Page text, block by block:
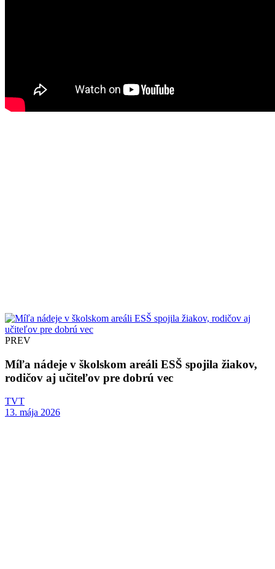
PREV
Míľa nádeje v školskom areáli ESŠ spojila žiakov,
rodičov aj učiteľov pre dobrú vec
TVT
13. mája 2026